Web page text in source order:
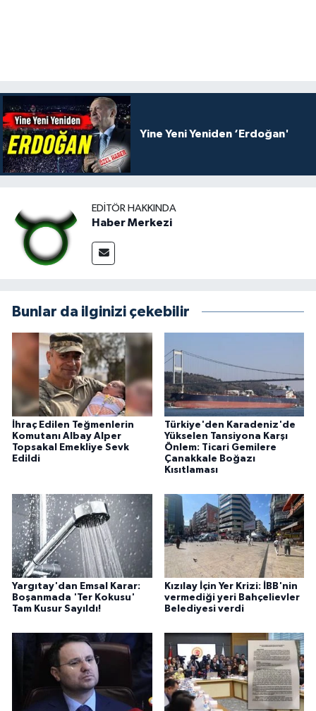
Yine Yeni Yeniden ‘Erdoğan'
EDITÖR HAKKINDA
Haber Merkezi
Bunlar da ilginizi çekebilir
İhraç Edilen Teğmenlerin
Komutanı Albay Alper
Topsakal Emekliye Sevk
Edildi
Türkiye'den Karadeniz'de
Yükselen Tansiyona Karşı
Önlem: Ticari Gemilere
Çanakkale Boğazı
Kısıtlaması
Yargıtay'dan Emsal Karar:
Boşanmada 'Ter Kokusu'
Tam Kusur Sayıldı!
Kızılay İçin Yer Krizi: İBB'nin
vermediği yeri Bahçelievler
Belediyesi verdi